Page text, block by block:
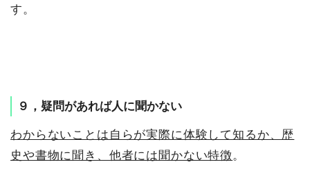
す。
９，疑問があれば人に聞かない
わからないことは自らが実際に体験して知るか、歴
史や書物に聞き、他者には聞かない特徴。